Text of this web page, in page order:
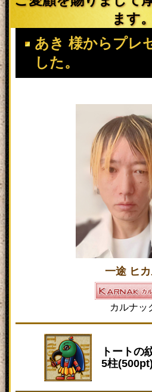
ます。
あき 様からプレ
した。
一途 ヒ
カルナッ
トートの
5柱(500pt)